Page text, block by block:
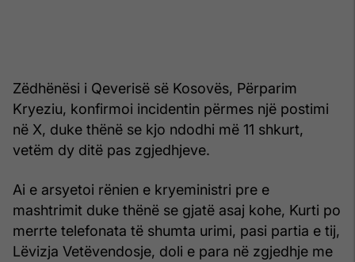
Zëdhënësi i Qeverisë së Kosovës, Përparim
Kryeziu, konfirmoi incidentin përmes një postimi
në X, duke thënë se kjo ndodhi më 11 shkurt,
vetëm dy ditë pas zgjedhjeve.
Ai e arsyetoi rënien e kryeministri pre e
mashtrimit duke thënë se gjatë asaj kohe, Kurti po
merrte telefonata të shumta urimi, pasi partia e tij,
Lëvizja Vetëvendosje, doli e para në zgjedhje me